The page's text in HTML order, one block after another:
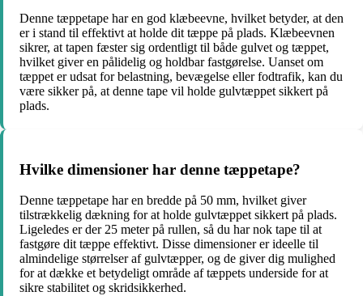
Denne tæppetape har en god klæbeevne, hvilket betyder, at den
er i stand til effektivt at holde dit tæppe på plads. Klæbeevnen
sikrer, at tapen fæster sig ordentligt til både gulvet og tæppet,
hvilket giver en pålidelig og holdbar fastgørelse. Uanset om
tæppet er udsat for belastning, bevægelse eller fodtrafik, kan du
være sikker på, at denne tape vil holde gulvtæppet sikkert på
plads.
Hvilke dimensioner har denne tæppetape?
Denne tæppetape har en bredde på 50 mm, hvilket giver
tilstrækkelig dækning for at holde gulvtæppet sikkert på plads.
Ligeledes er der 25 meter på rullen, så du har nok tape til at
fastgøre dit tæppe effektivt. Disse dimensioner er ideelle til
almindelige størrelser af gulvtæpper, og de giver dig mulighed
for at dække et betydeligt område af tæppets underside for at
sikre stabilitet og skridsikkerhed.